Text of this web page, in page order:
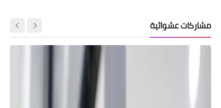
مشاركات عشوائية